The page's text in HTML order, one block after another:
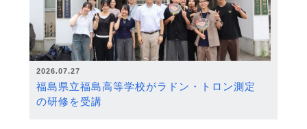
2026.07.27
福島県立福島高等学校がラドン・トロン測定
の研修を受講